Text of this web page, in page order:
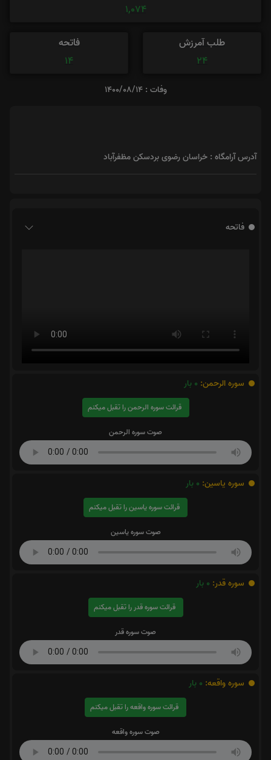
1,074
طلب آمرزش
24
فاتحه
14
وفات : 1400/08/14
آدرس آرامگاه : خراسان رضوی بردسکن مظفرآباد
فاتحه
سوره الرحمن: 0 بار
قرائت سوره الرحمن را تقبل میکنم
صوت سوره الرحمن
سوره یاسین: 0 بار
قرائت سوره یاسین را تقبل میکنم
صوت سوره یاسین
سوره قدر: 0 بار
قرائت سوره قدر را تقبل میکنم
صوت سوره قدر
سوره واقعه: 0 بار
قرائت سوره واقعه را تقبل میکنم
صوت سوره واقعه